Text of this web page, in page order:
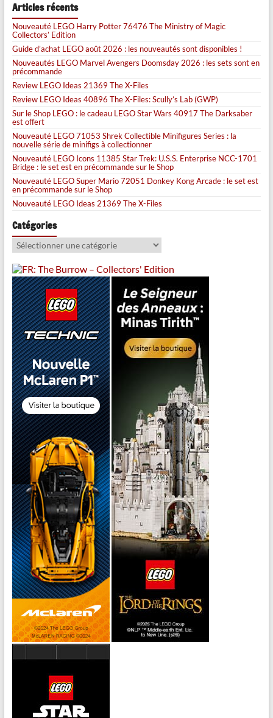
Articles récents
Nouveauté LEGO Harry Potter 76476 The Ministry of Magic
Collectors’ Edition
Guide d’achat LEGO août 2026 : les nouveautés sont disponibles !
Nouveautés LEGO Marvel Avengers Doomsday 2026 : les sets sont en
précommande
Review LEGO Ideas 21369 The X-Files
Review LEGO Ideas 40896 The X-Files: Scully’s Lab (GWP)
Sur le Shop LEGO : le cadeau LEGO Star Wars 40917 The Darksaber
est offert
Nouveauté LEGO 71053 Shrek Collectible Minifigures Series : la
nouvelle série de minifigs à collectionner
Nouveauté LEGO Icons 11385 Star Trek: U.S.S. Enterprise NCC-1701
Bridge : le set est en précommande sur le Shop
Nouveauté LEGO Super Mario 72051 Donkey Kong Arcade : le set est
en précommande sur le Shop
Nouveauté LEGO Ideas 21369 The X-Files
Catégories
Catégories